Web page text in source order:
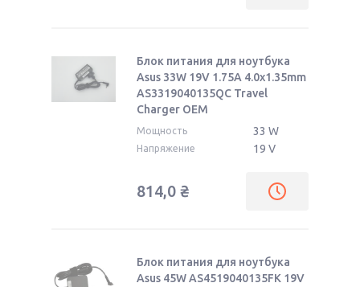
Блок питания для ноутбука
Asus 33W 19V 1.75A 4.0x1.35mm
AS3319040135QC Travel
Charger OEM
Мощность 33 W
Напряжение 19 V
814,0 ₴
Блок питания для ноутбука
Asus 45W AS4519040135FK 19V